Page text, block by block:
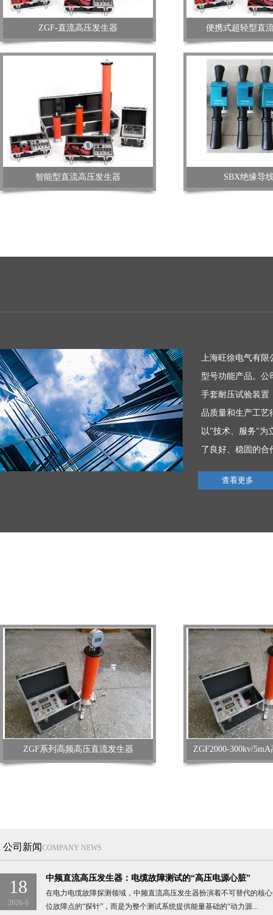
ZGF-直流高压发生器 便携式超轻型直
智能型直流高压发生器 SBX绝缘导
上海旺徐电气有限
型号功能产品。公
手套耐压试验装置
品质量和生产工艺
以"技术、服务"为
了良好、稳固的合
查看更多
ZGF系列高频高压直流发生器 ZGF2000-300kv/
公司新闻COMPANY NEWS
18
2026-6
中频直流高压发生器：电缆故障测试的“高压电源心脏”
在电力电缆故障探测领域，中频直流高压发生器扮演着不可替代的核
位故障点的“探针”，而是为整个测试系统提供能量基础的“动力源...